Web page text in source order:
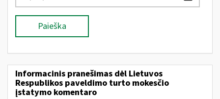
Paieška
Informacinis pranešimas dėl Lietuvos
Respublikos paveldimo turto mokesčio
įstatymo komentaro